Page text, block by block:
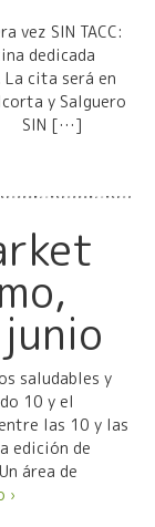
vez SIN TACC:
dedicada
cita será en
y Salguero
SIN […]
saludables y
10 y el
las 10 y las
edición de
área de
›